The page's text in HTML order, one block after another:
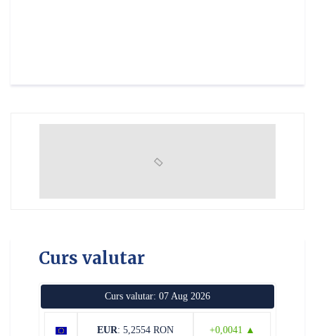
Curs valutar
Curs valutar: 07 Aug 2026
EUR: 5,2554 RON +0,0041 ▲